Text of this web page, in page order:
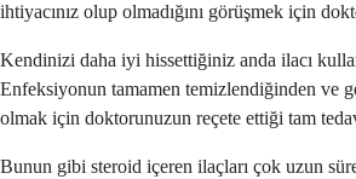
ihtiyacınız olup olmadığını görüşmek için
Kendinizi daha iyi hissettiğiniz anda ilacı
Enfeksiyonun tamamen temizlendiğinden ve
olmak için doktorunuzun reçete ettiği tam
Bunun gibi steroid içeren ilaçları çok uzun